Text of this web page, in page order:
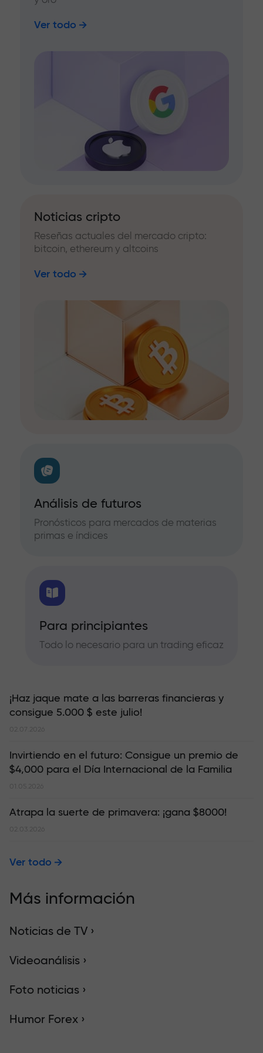
Ver todo
Noticias cripto
Reseñas actuales del mercado cripto:
bitcoin, ethereum y altcoins
Ver todo
Análisis de futuros
Pronósticos para mercados de materias
primas e índices
Para principiantes
Todo lo necesario para un trading eficaz
¡Haz jaque mate a las barreras financieras y
consigue 5.000 $ este julio!
02.07.2026
Invirtiendo en el futuro: Consigue un premio de
$4,000 para el Día Internacional de la Familia
01.05.2026
Atrapa la suerte de primavera: ¡gana $8000!
02.03.2026
Ver todo
Más información
Noticias de TV ›
Videoanálisis ›
Foto noticias ›
Humor Forex ›